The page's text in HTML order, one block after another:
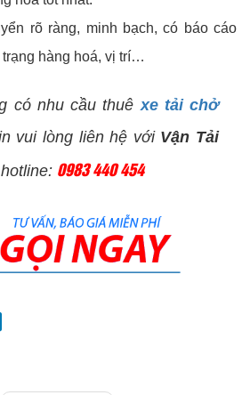
rõ ràng, minh bạch, có báo cáo
hàng hoá, vị trí…
có nhu cầu thuêxe tải chở
vui lòng liên hệ với Vận Tải
0983 440 454